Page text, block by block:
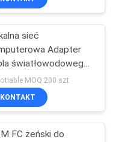
10
sieć
Adapter
światłowodowego
do MUMOQ:200 szt
KONTAKT
FC żeński do